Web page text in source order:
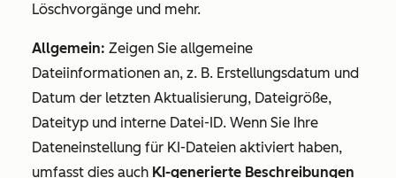
Löschvorgänge und mehr.
Allgemein: Zeigen Sie allgemeine
Dateiinformationen an, z. B. Erstellungsdatum und
Datum der letzten Aktualisierung, Dateigröße,
Dateityp und interne Datei-ID. Wenn Sie Ihre
Dateneinstellung für KI-Dateien aktiviert haben,
umfasst dies auch KI-generierte Beschreibungen